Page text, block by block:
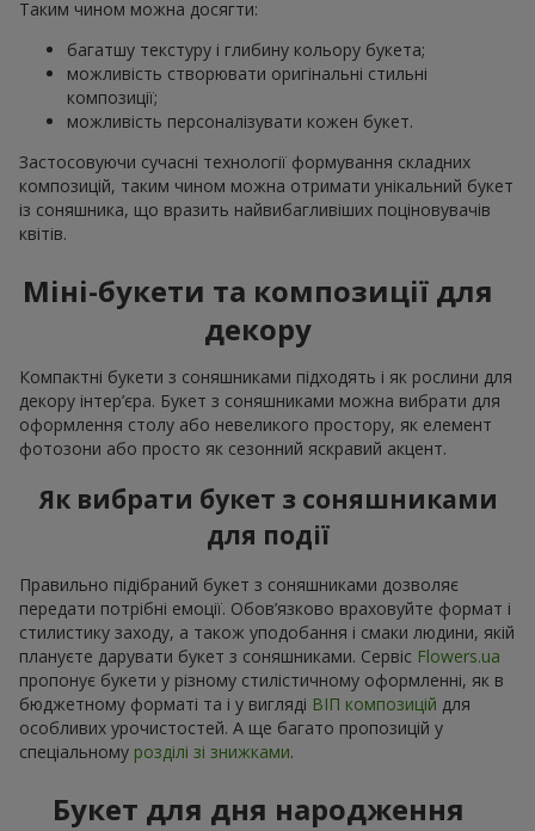
Таким чином можна досягти:
багатшу текстуру і глибину кольору букета;
можливість створювати оригінальні стильні
композиції;
можливість персоналізувати кожен букет.
Застосовуючи сучасні технології формування складних
композицій, таким чином можна отримати унікальний букет
із соняшника, що вразить найвибагливіших поціновувачів
квітів.
Міні-букети та композиції для
декору
Компактні букети з соняшниками підходять і як рослини для
декору інтер’єра. Букет з соняшниками можна вибрати для
оформлення столу або невеликого простору, як елемент
фотозони або просто як сезонний яскравий акцент.
Як вибрати букет з соняшниками
для події
Правильно підібраний букет з соняшниками дозволяє
передати потрібні емоції. Обов’язково враховуйте формат і
стилистику заходу, а також уподобання і смаки людини, якій
плануєте дарувати букет з соняшниками. Сервіс Flowers.ua
пропонує букети у різному стилістичному оформленні, як в
бюджетному форматі та і у вигляді ВІП композицій для
особливих урочистостей. А ще багато пропозицій у
спеціальному розділі зі знижками.
Букет для дня народження